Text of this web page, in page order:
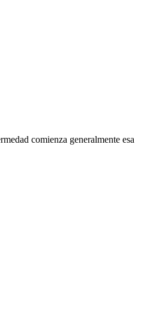
comienza generalmente esa